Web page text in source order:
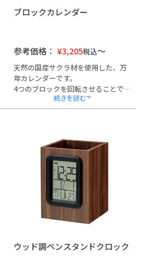
ブロックカレンダー
参考価格： ¥3,205税込
天然の国産サクラ材を使用した、万
年カレンダーです。
4つのブロックを回転させることで、
日付を永久的に表示可能。
W156×D53×H66mmのコンパクト
温もりある木の質感が空間にやさし
い印象を与え、企業ロゴを添えた記
念品やノベルティとしてもご活用い
ウッド調ペンスタンドクロック